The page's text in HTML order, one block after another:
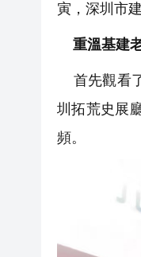
寅，深圳市
重溫基建
首先觀看
圳拓荒史展
頻。